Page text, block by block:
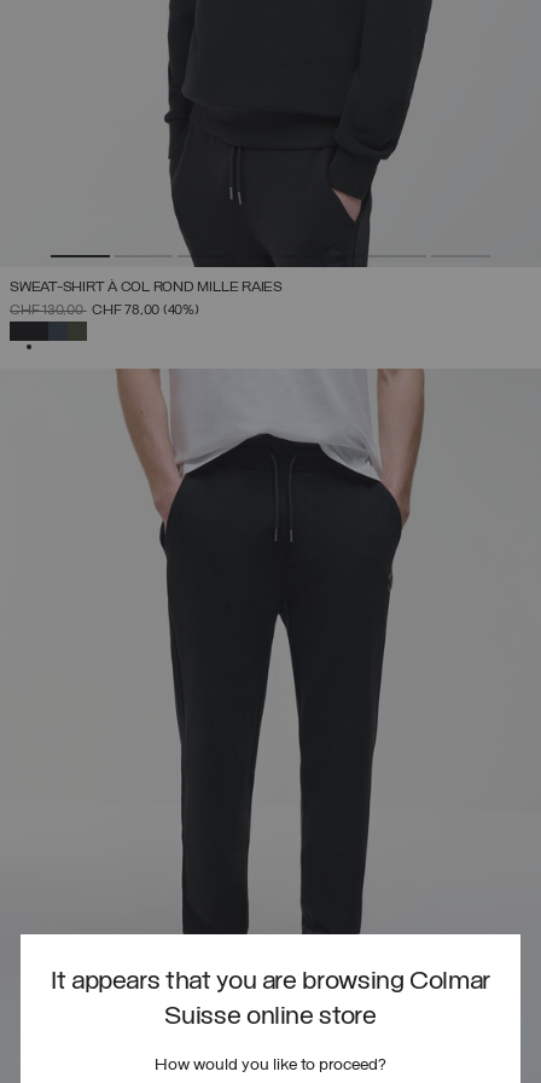
It appears that you are browsing Colmar
Suisse online store
How would you like to proceed?
SWEAT-SHIRT À COL ROND MILLE RAIES
PRIX RÉDUIT DE
CHF 130,00ÀCHF 78,00 (40%)